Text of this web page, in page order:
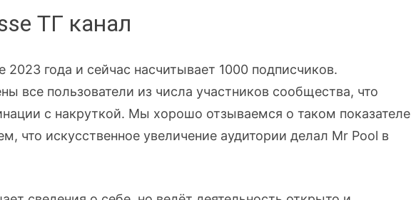
ТГ канал
2023 года и сейчас насчитывает 1000 подписчиков.
все пользователи из числа участников сообщества, что
с накруткой. Мы хорошо отзываемся о таком показателе
что искусственное увеличение аудитории делал Mr Pool в